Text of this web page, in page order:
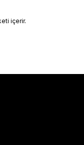
içerir.